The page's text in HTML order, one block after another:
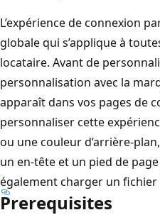
L’expérience de connexion
globale qui s’applique à
locataire. Avant de
personnalisation avec la
apparaît dans vos pages de
personnaliser cette
ou une couleur d’arrière-
un en-tête et un pied de
également charger un fichier
Prerequisites